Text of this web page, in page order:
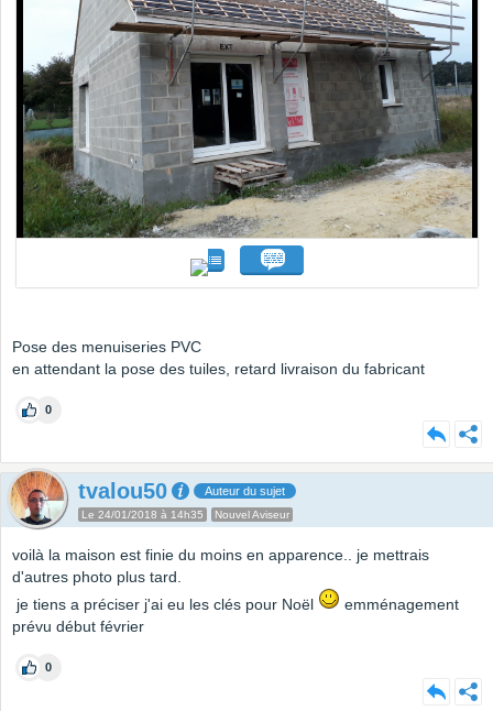
Pose des menuiseries PVC
en attendant la pose des tuiles, retard livraison du fabricant
0
tvalou50 Auteur du sujet
Le 24/01/2018 à 14h35 Nouvel Aviseur
voilà la maison est finie du moins en apparence.. je mettrais
d'autres photo plus tard.
je tiens a préciser j'ai eu les clés pour Noël
emménagement
prévu début février
0